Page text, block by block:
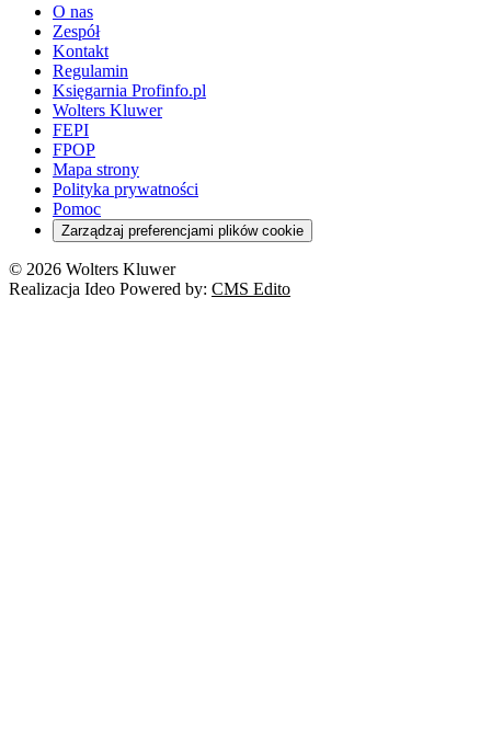
O nas
Zespół
Kontakt
Regulamin
Księgarnia Profinfo.pl
Wolters Kluwer
FEPI
FPOP
Mapa strony
Polityka prywatności
Pomoc
Zarządzaj preferencjami plików cookie
© 2026 Wolters Kluwer
Realizacja Ideo Powered by: CMS Edito